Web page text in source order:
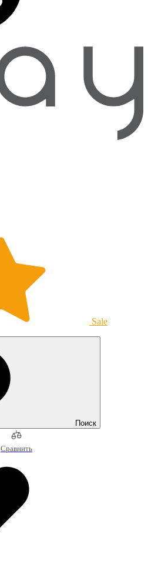
Sale
Поиск
Сравнить